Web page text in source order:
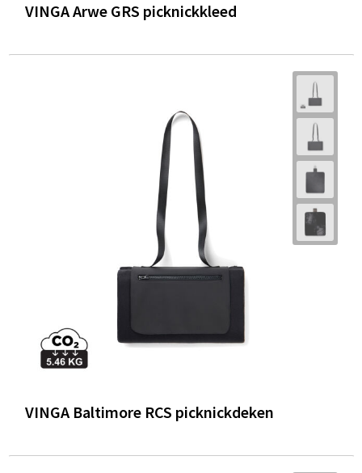
VINGA Arwe GRS picknickkleed
VINGA Baltimore RCS picknickdeken